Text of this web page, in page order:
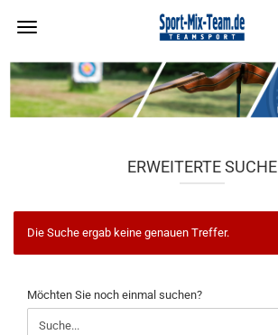
ERWEITERTE SUCHE
Die Suche ergab keine genauen Treffer.
MÖCHTEN
SIE
NOCH
Möchten Sie noch einmal suchen?